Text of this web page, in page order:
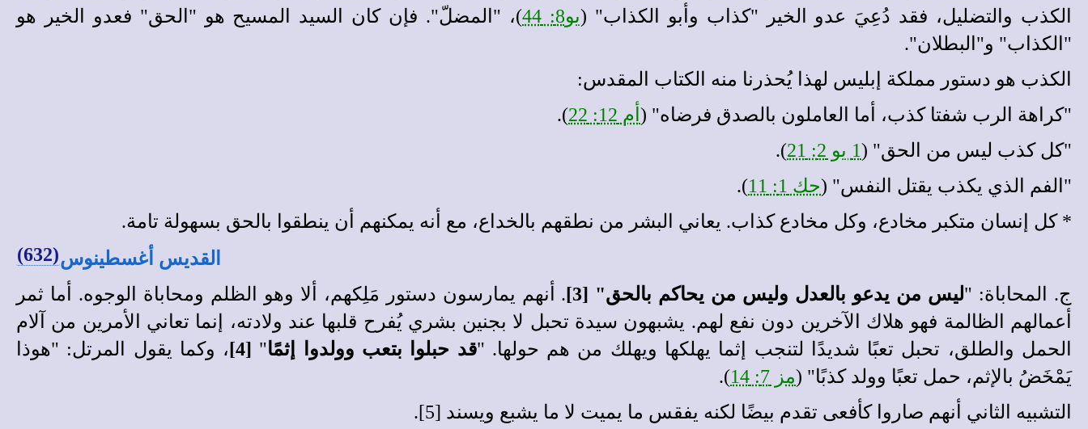
الكذب والتضليل، فقد دُعِيَ عدو الخير "كذاب وأبو الكذاب" (يو8: 44
)، "المضلّ". فإن كان السيد المسيح هو "الحق" فعدو الخير هو
"الكذاب" و"البطلان".
الكذب هو دستور مملكة إبليس لهذا يُحذرنا منه الكتاب المقدس:
"كراهة الرب شفتا كذب، أما العاملون بالصدق فرضاه" ( أم 12: 22
).
"كل كذب ليس من الحق" (1 يو 2: 21
).
"الفم الذي يكذب يقتل النفس" (حك 1: 11
).
*كل إنسان متكبر مخادع، وكل مخادع كذاب. يعاني البشر من نطقهم بالخداع، مع أنه يمكنهم أن ينطقوا بالحق بسهولة تامة.
القديس أغسطينوس(632)
ج. المحاباة: "ليس من يدعو بالعدل وليس من يحاكم بالحق" [3]
. أنهم يمارسون دستور مَلِكهم، ألا وهو الظلم ومحاباة الوجوه. أما ثمر
أعمالهم الظالمة فهو هلاك الآخرين دون نفع لهم. يشبهون سيدة تحبل لا بجنين بشري يُفرح قلبها عند ولادته، إنما تعاني الأمرين من آلام
الحمل والطلق، تحبل تعبًا شديدًا لتنجب إثما يهلكها ويهلك من هم حولها. "قد حبلوا بتعب وولدوا إثمًا"
[4]
، وكما يقول المرتل: "هوذا
يَمْخَضُ بالإثم، حمل تعبًا وولد كذبًا" (مز 7: 14
).
التشبيه الثاني أنهم صاروا كأفعى تقدم بيضًا لكنه يفقس ما يميت لا ما يشبع ويسند [5].